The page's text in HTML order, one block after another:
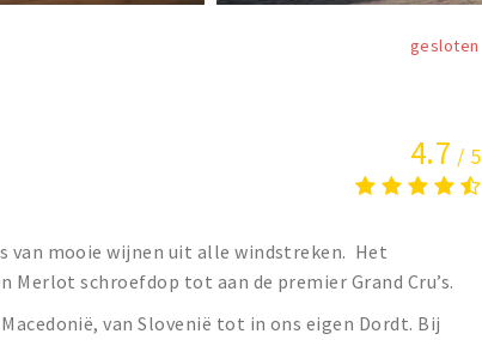
gesloten
4.7 / 5
van mooie wijnen uit alle windstreken. Het
Merlot schroefdop tot aan de premier Grand Cru’s.
van Slovenië tot in ons eigen Dordt. Bij